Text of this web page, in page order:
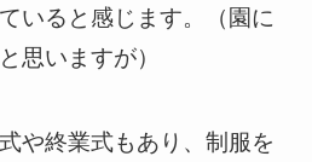
いると感じます。（園に
思いますが）
や終業式もあり、制服を